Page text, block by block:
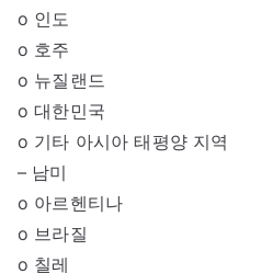
o 인도
o 호주
o 뉴질랜드
o 대한민국
o 기타 아시아 태평양 지역
– 남미
o 아르헨티나
o 브라질
o 칠레